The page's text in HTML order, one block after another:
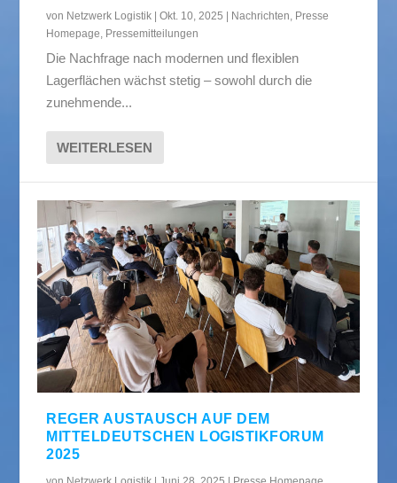
von Netzwerk Logistik |Okt. 10, 2025 | Nachrichten Presse
Homepage Pressemitteilungen
Die Nachfrage nach modernen und flexiblen
Lagerflächen wächst stetig – sowohl durch die
zunehmende...
WEITERLESEN
REGER AUSTAUSCH AUF DEM
MITTELDEUTSCHEN LOGISTIKFORUM
2025